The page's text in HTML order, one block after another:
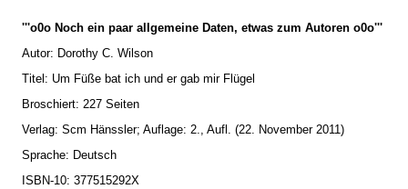
'''o0o Noch ein paar allgemeine Daten, etwas zum Autoren o0o'''
Autor: Dorothy C. Wilson
Titel: Um Füße bat ich und er gab mir Flügel
Broschiert: 227 Seiten
Verlag: Scm Hänssler; Auflage: 2., Aufl. (22. November 2011)
Sprache: Deutsch
ISBN-10: 377515292X